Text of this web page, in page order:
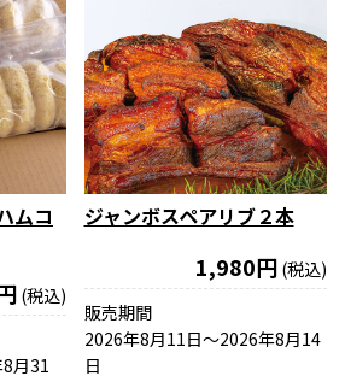
ムコ
(税込)
月31
ジャンボスペアリブ２本
1,980円 (税込)
販売期間
2026年8月11日〜2026年8月14
日